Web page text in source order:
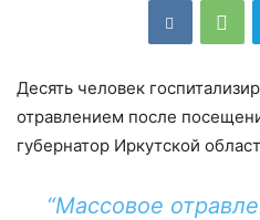
Десять человек
отравлением после
губернатор Иркутской
“Массовое